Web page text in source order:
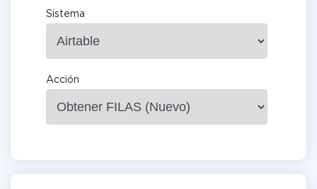
Sistema
Acción